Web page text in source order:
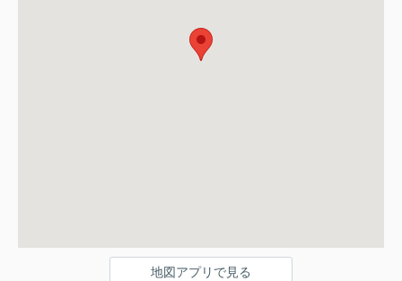
地図アプリで見る